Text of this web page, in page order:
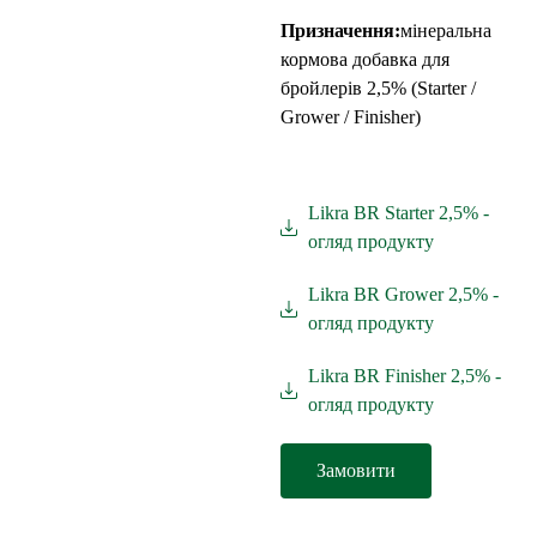
Призначення:мінеральна
кормова добавка для
бройлерів 2,5% (Starter /
Grower / Finisher)
Likra BR Starter 2,5% -
огляд продукту
Likra BR Grower 2,5% -
огляд продукту
Likra BR Finisher 2,5% -
огляд продукту
Замовити